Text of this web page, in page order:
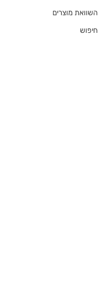
השוואת מוצרים
חיפוש